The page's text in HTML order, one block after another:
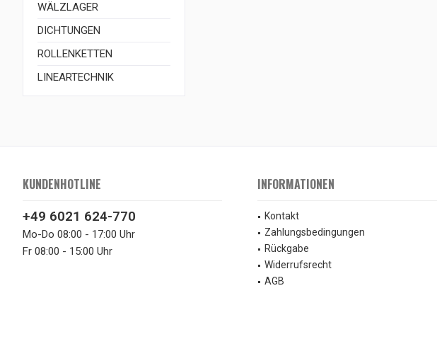
WÄLZLAGER
DICHTUNGEN
ROLLENKETTEN
LINEARTECHNIK
KUNDENHOTLINE
+49 6021 624-770
Mo-Do 08:00 - 17:00 Uhr
Fr 08:00 - 15:00 Uhr
INFORMATIONEN
Kontakt
Zahlungsbedingungen
Rückgabe
Widerrufsrecht
AGB